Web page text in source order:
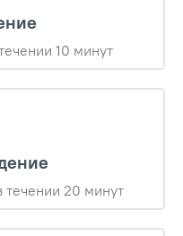
10 минут
течении 20 минут